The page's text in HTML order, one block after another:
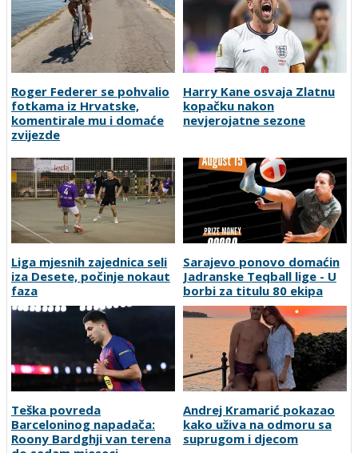
Roger Federer se pohvalio
fotkama iz Hrvatske,
komentirale mu i domaće
zvijezde
Harry Kane osvaja Zlatnu
kopačku nakon
nevjerojatne sezone
Liga mjesnih zajednica seli
iza Desete, počinje nokaut
faza
Sarajevo ponovo domaćin
Jadranske Teqball lige - U
borbi za titulu 80 ekipa
Teška povreda
Barceloninog napadača:
Roony Bardghji van terena
Andrej Kramarić pokazao
kako uživa na odmoru sa
suprugom i djecom